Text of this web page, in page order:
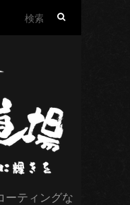
ーティングな